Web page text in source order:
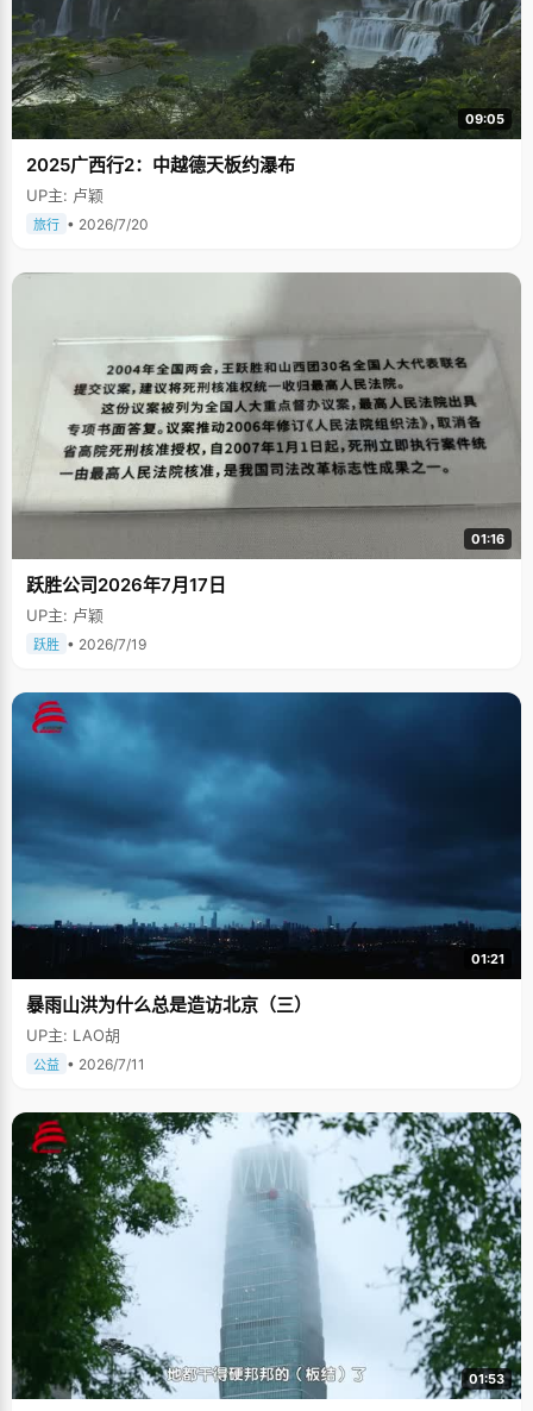
09:05
2025广西行2：中越德天板约瀑布
UP主: 卢颖
旅行 • 2026/7/20
01:16
跃胜公司2026年7月17日
UP主: 卢颖
跃胜 • 2026/7/19
01:21
暴雨山洪为什么总是造访北京（三）
UP主: LAO胡
公益 • 2026/7/11
01:53